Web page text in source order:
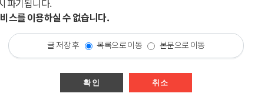
스를 이용하실 수 없습니다.
글 저장 후 목록으로 이동 본문으로 이동
확인 취소